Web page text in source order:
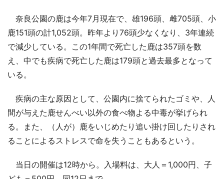
奈良公園の鹿は今年7月現在で、雄196頭、雌705頭、小
鹿151頭の計1,052頭。昨年より76頭少なくなり、3年連続
で減少している。この1年間で死亡した鹿は357頭を数
え、中でも疾病で死亡した鹿は179頭と過去最多となって
いる。
疾病の主な原因として、公園内に捨てられたゴミや、人
間が与えた鹿せんべい以外の食べ物よる中毒が挙げられ
る。また、（人が）鹿をいじめたり追い掛け回したりされ
ることによるストレスで命を失うこともあるという。
当日の開催は12時から。入場料は、大人＝1,000円、子